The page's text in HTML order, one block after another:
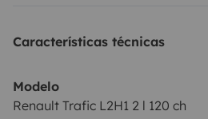
Lots of smart storage throughout
⚡ Autonomy & Hygiene
Características técnicas
Modelo
Renault Trafic L2H1 2 l 120 ch